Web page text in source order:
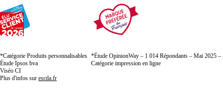
*Catégorie Produits personnalisables
Étude Ipsos bva
Viséo CI
Plus d'infos sur escda.fr
*Étude OpinionWay – 1 014 Répondants – Mai 2025 –
Catégorie impression en ligne